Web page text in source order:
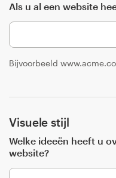
Als u al een website
Bijvoorbeeld
Visuele stijl
Welke ideeën heeft u
website?
Word een designer